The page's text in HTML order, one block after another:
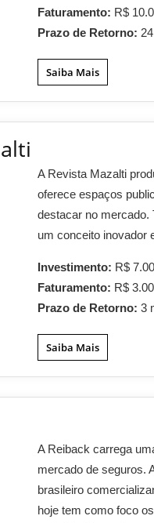
Faturamento: R$
Prazo de Retorno:
Saiba Mais
A Revista Mazalti
oferece espaços
destacar no mercado.
um conceito inovador
Investimento: R$
Faturamento: R$
Prazo de Retorno:3
Saiba Mais
A Reiback carrega
mercado de seguros.
brasileiro
hoje tem como foco